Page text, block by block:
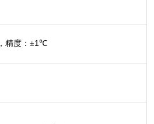
，精度：±1℃